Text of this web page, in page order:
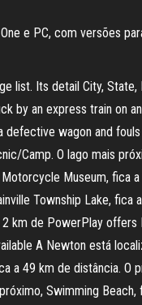
e PC, com versões
list. Its detail City,
by an express train on
wagon and
Camp. O lago mais
Museum,
Township Lake,
km de PowerPlay
A Newton está
a 49 km de distância.
Swimming